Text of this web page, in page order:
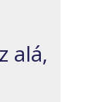
alá,